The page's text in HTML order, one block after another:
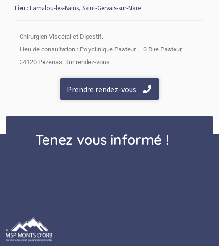
Lieu : Lamalou-les-Bains, Saint-Gervais-sur-Mare
Chirurgien Viscéral et Digestif.
Lieu de consultation : Polyclinique Pasteur – 3 Rue Pasteur,
34120 Pézenas. Sur rendez-vous.
Prendre rendez-vous
Tenez vous informé !